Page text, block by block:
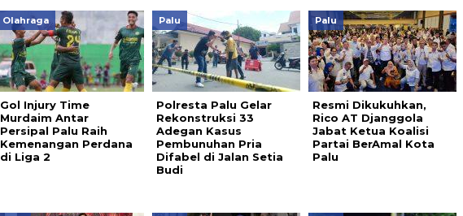
Olahraga
Gol Injury Time
Murdaim Antar
Persipal Palu Raih
Kemenangan Perdana
di Liga 2
Palu
Polresta Palu Gelar
Rekonstruksi 33
Adegan Kasus
Pembunuhan Pria
Difabel di Jalan Setia
Budi
Palu
Resmi Dikukuhkan,
Rico AT Djanggola
Jabat Ketua Koalisi
Partai BerAmal Kota
Palu